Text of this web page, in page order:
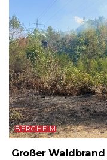
BERGHEIM
Großer Waldbrand